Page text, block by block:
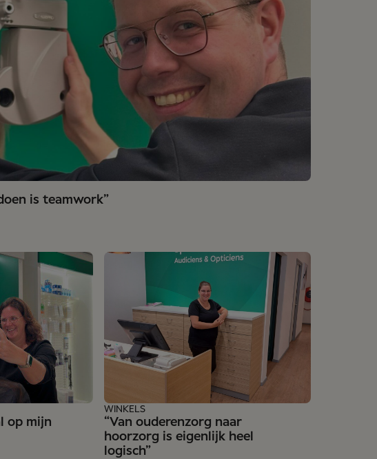
is teamwork”
op mijn
“Van ouderenzorg naar
hoorzorg is eigenlijk heel
logisch”
WINKELS